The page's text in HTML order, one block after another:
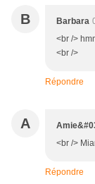
B Barbara
<br />
<br />
Répondre
A
<br />
Répondre